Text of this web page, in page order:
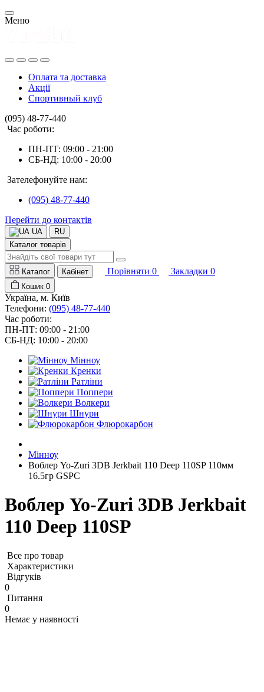
Меню
Оплата та доставка
Акції
Спортивный клуб
(095) 48-77-440
Час роботи:
ПН-ПТ: 09:00 - 21:00
СБ-НД: 10:00 - 20:00
Зателефонуйте нам:
(095) 48-77-440
Перейти до контактів
UA
RU
Каталог товарів
Каталог Кабінет Порівняти 0 Закладки 0
Кошик 0
Україна, м. Київ
Телефони: (095) 48-77-440
Час роботи:
ПН-ПТ: 09:00 - 21:00
СБ-НД: 10:00 - 20:00
Мінноу
Кренки
Ратліни
Поппери
Волкери
Шнури
Флюрокарбон
Мінноу
Воблер Yo-Zuri 3DB Jerkbait 110 Deep 110SP 110мм
16.5гр GSPC
Воблер Yo-Zuri 3DB Jerkbait
110 Deep 110SP
Все про товар
Характеристики
Відгуків
0
Питання
0
Немає у наявності